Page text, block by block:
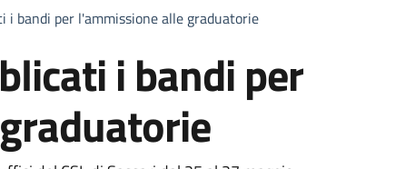
i bandi per l'ammissione alle graduatorie
i bandi per